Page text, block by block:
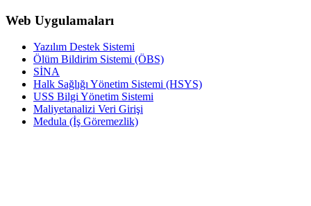
Web Uygulamaları
Yazılım Destek Sistemi
Ölüm Bildirim Sistemi (ÖBS)
SİNA
Halk Sağlığı Yönetim Sistemi (HSYS)
USS Bilgi Yönetim Sistemi
Maliyetanalizi Veri Girişi
Medula (İş Göremezlik)